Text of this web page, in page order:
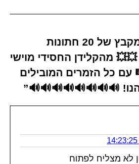
17 תגובות על “מקבץ של 20 חתונות
מהקלידן החסידי מוישי
עם כל הזמרים המובילים
🔊🔊🔊🔊🔊🔊🔊🔊”
לא מצליח לפתוח